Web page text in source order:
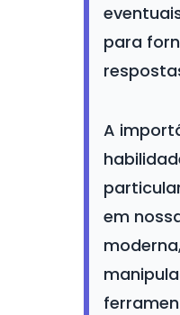
para
A
em